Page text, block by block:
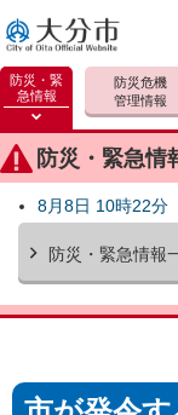
大分市
防災・緊
急情報
防災緊
急情報
を開く
防災・緊急情
8月8日 10時22分
防災・緊急情報
防災危機
管理情報